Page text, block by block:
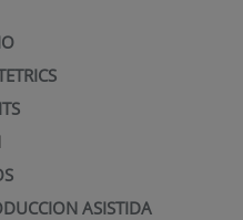
ASISTIDA